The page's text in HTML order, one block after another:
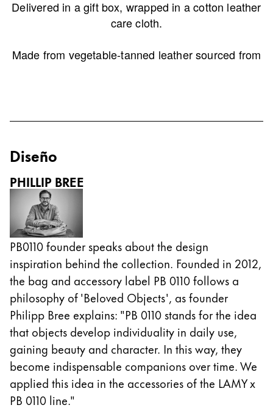
Esta región contiene una lista de países con los
Brazil
español
África
Esta región contiene una lista de países con los
South Africa
English
Asia-Pacífico
Esta región contiene una lista de países con los
Australia
English
China
中文
South Korea
한국어
New Zealand
English
Delivered in a gift box, wrapped in a cotton leather
care cloth.
Made from vegetable-tanned leather sourced from
Diseño
PHILLIP BREE
PB0110 founder speaks about the design
inspiration behind the collection. Founded in 2012,
the bag and accessory label PB 0110 follows a
philosophy of 'Beloved Objects', as founder
Philipp Bree explains: "PB 0110 stands for the idea
that objects develop individuality in daily use,
gaining beauty and character. In this way, they
become indispensable companions over time. We
applied this idea in the accessories of the LAMY x
PB 0110 line."